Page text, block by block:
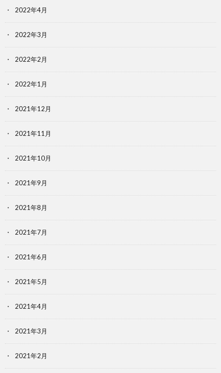
2022年4月
2022年3月
2022年2月
2022年1月
2021年12月
2021年11月
2021年10月
2021年9月
2021年8月
2021年7月
2021年6月
2021年5月
2021年4月
2021年3月
2021年2月